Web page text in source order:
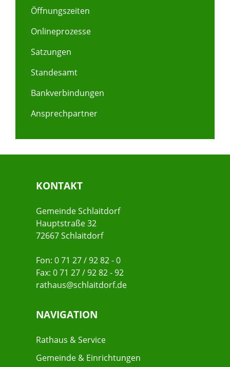
Öffnungszeiten
Onlineprozesse
Satzungen
Standesamt
Bankverbindungen
Ansprechpartner
KONTAKT
Gemeinde Schlaitdorf
Hauptstraße 32
72667 Schlaitdorf
Fon: 0 71 27 / 92 82 - 0
Fax: 0 71 27 / 92 82 - 92
rathaus@schlaitdorf.de
NAVIGATION
Rathaus & Service
Gemeinde & Einrichtungen